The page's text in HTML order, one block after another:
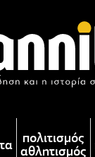
πολιτισμός
αθλητισμός